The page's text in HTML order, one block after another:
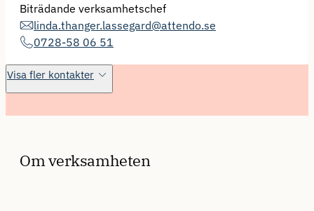
Biträdande verksamhetschef
linda.thanger.lassegard@attendo.se
0728-58 06 51
Visa fler kontakter
Om verksamheten